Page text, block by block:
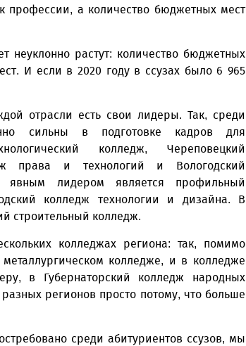
профессии, а количество бюджетных мест
растут: количество бюджетных
И если в 2020 году в ссузах было 6 965
отрасли есть свои лидеры. Так, среди
сильны в подготовке кадров для
колледж, Череповецкий
права и технологий и Вологодский
явным лидером является профильный
колледж технологии и дизайна. В
строительный колледж.
колледжах региона: так, помимо
колледже, и в колледже
в Губернаторский колледж народных
регионов просто потому, что больше
среди абитуриентов ссузов, мы